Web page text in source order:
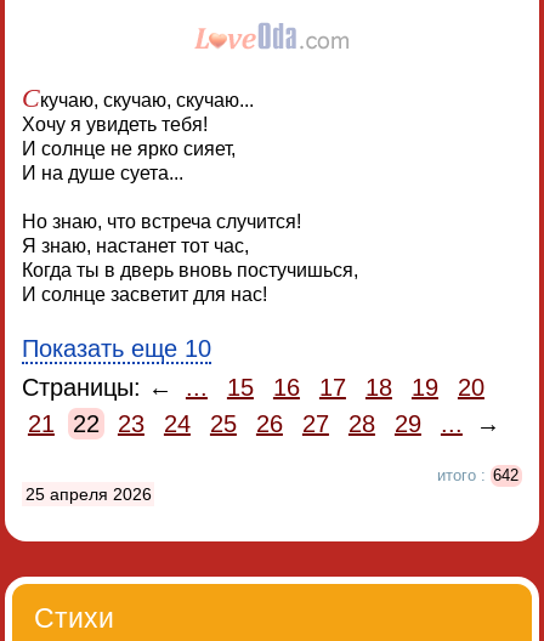
Скучаю, скучаю, скучаю...
Хочу я увидеть тебя!
И солнце не ярко сияет,
И на душе суета...
Но знаю, что встреча случится!
Я знаю, настанет тот час,
Когда ты в дверь вновь постучишься,
И солнце засветит для нас!
Показать еще 10
Страницы: ←
... 15 16 17 18 19
20
21
22 23 24 25 26 27 28 29 ... →
итого : 642
25 апреля 2026
Стихи